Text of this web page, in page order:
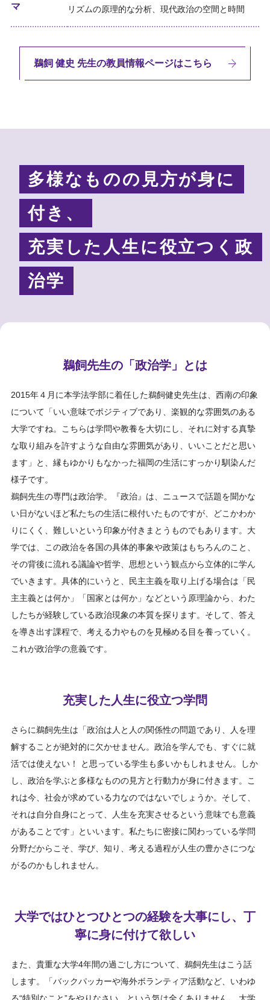
マ
リズムの原理的な分析、現代政治の空間と時間
鵜飼 健史 先生の教員情報ページはこちら
多様なものの見方が身に
付き、
充実した人生に役立つく政
治学
鵜飼先生の「政治学」とは
2015年４月に本学法学部に着任した鵜飼健史先生は、西南の印象
について「いい意味でポジティブであり、楽観的な雰囲気のある
大学ですね。こちらは学問や教養を大切にし、それに対する真摯
な取り組みを許すような自由な雰囲気があり、いいことだと思い
ます」と、縁もゆかりもなかった福岡の生活にすっかり馴染んだ
様子です。
鵜飼先生の専門は政治学。『政治』は、ニュースで話題を聞かな
い日がないほど私たちの生活に根付いたものですが、どこかわか
りにくく、難しいという印象が付きまとうものでもあります。大
学では、この政治を各国の具体的事象や政策はもちろんのこと、
その背後に流れる議論や哲学、思想という観点から立体的に学ん
でいきます。具体的にいうと、民主主義を取り上げる場合は「民
主主義とは何か」「国家とは何か」などという原理論から、わた
したちが経験している政治現象の本質を探ります。そして、答え
を導き出す課程で、考える力やものを見極める目を養っていく。
これが政治学の意義です。
充実した人生に役立つ学問
さらに鵜飼先生は「政治は人と人の関係性の問題であり、人を理
解することが絶対的に欠かせません。政治を学んでも、すぐに就
活では使えない！ と思っている学生も多いかもしれません。しか
し、政治を学ぶと多様なものの見方と行動力が身に付きます。こ
れは今、社会が求めている力なのではないでしょうか。そして、
それは自分自身にとって、人生を充実させるという意味でも意義
があることです」といいます。私たちに密接に関わっている学問
分野だからこそ、学び、知り、考える過程が人生の豊かさにつな
がるのかもしれません。
大学ではひとつひとつの経験を大事にし、丁
寧に身に付けて欲しい
また、貴重な大学4年間の過ごし方について、鵜飼先生はこう話
します。「バックパッカーや海外ボランティア活動など、いわゆ